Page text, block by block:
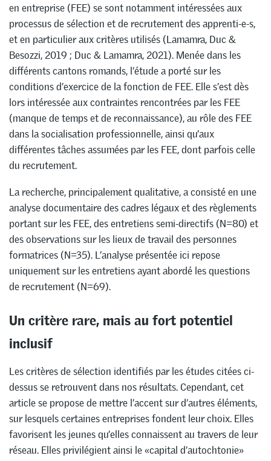
en entreprise (FEE) se sont notamment intéressées aux
processus de sélection et de recrutement des apprenti-e-s,
et en particulier aux critères utilisés (Lamamra, Duc &
Besozzi, 2019 ; Duc & Lamamra, 2021). Menée dans les
différents cantons romands, l’étude a porté sur les
conditions d’exercice de la fonction de FEE. Elle s’est dès
lors intéressée aux contraintes rencontrées par les FEE
(manque de temps et de reconnaissance), au rôle des FEE
dans la socialisation professionnelle, ainsi qu’aux
différentes tâches assumées par les FEE, dont parfois celle
du recrutement.
La recherche, principalement qualitative, a consisté en une
analyse documentaire des cadres légaux et des règlements
portant sur les FEE, des entretiens semi-directifs (N=80) et
des observations sur les lieux de travail des personnes
formatrices (N=35). L’analyse présentée ici repose
uniquement sur les entretiens ayant abordé les questions
de recrutement (N=69).
Un critère rare, mais au fort potentiel
inclusif
Les critères de sélection identifiés par les études citées ci-
dessus se retrouvent dans nos résultats. Cependant, cet
article se propose de mettre l’accent sur d’autres éléments,
sur lesquels certaines entreprises fondent leur choix. Elles
favorisent les jeunes qu’elles connaissent au travers de leur
réseau. Elles privilégient ainsi le «capital d’autochtonie»